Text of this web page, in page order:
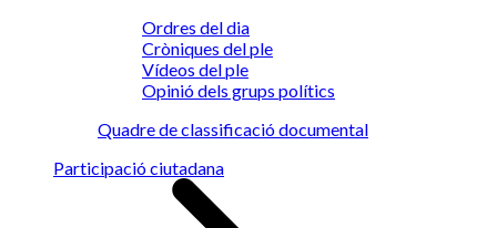
Ordres del dia
Cròniques del ple
Vídeos del ple
Opinió dels grups polítics
Quadre de classificació documental
Participació ciutadana